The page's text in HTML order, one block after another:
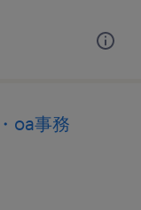
oa事務